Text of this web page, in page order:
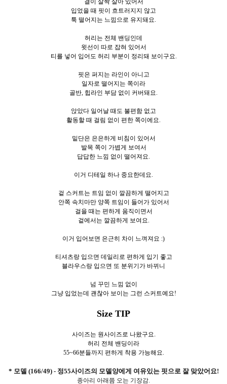
결이 살짝 살아 있어서
입었을 때 핏이 흐트러지지 않고
툭 떨어지는 느낌으로 유지돼요.
허리는 전체 밴딩인데
윗선이 따로 잡혀 있어서
티를 넣어 입어도 허리 부분이 정리돼 보이구요.
핏은 퍼지는 라인이 아니고
일자로 떨어지는 쪽이라
골반, 힙라인 부담 없이 커버돼요.
앉았다 일어날 때도 불편함 없고
활동할 때 걸림 없이 편한 쪽이에요.
밑단은 은은하게 비침이 있어서
발목 쪽이 가볍게 보여서
답답한 느낌 없이 떨어져요.
이거 디테일 하나 중요한데요.
겉 스커트는 트임 없이 깔끔하게 떨어지고
안쪽 속치마만 양쪽 트임이 들어가 있어서
걸을 때는 편하게 움직이면서
겉에서는 깔끔하게 보여요.
이거 입어보면 은근히 차이 느껴져요 :)
티셔츠랑 입으면 데일리로 편하게 입기 좋고
블라우스랑 입으면 또 분위기가 바뀌니
넘 꾸민 느낌 없이
그냥 입었는데 괜찮아 보이는 그런 스커트예요!
Size TIP
사이즈는 원사이즈로 나왔구요.
허리 전체 밴딩이라
55~66분들까지 편하게 착용 가능해요.
* 모델 (166/49) - 정55사이즈의 모델양에게 여유있는 핏으로 잘 맞았어요!
종아리 아래쯤 오는 기장감.